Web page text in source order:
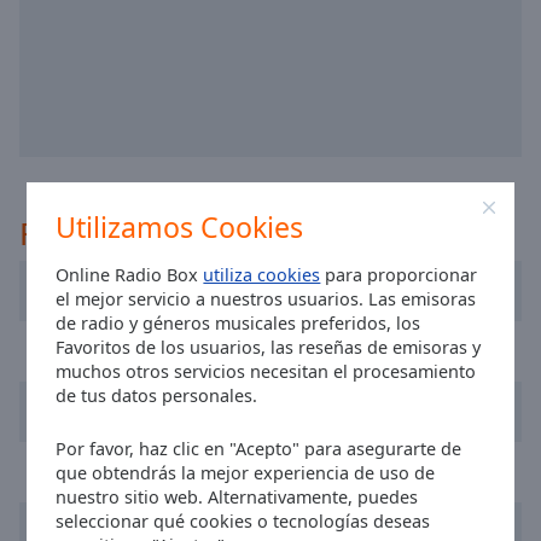
Utilizamos Cookies
Online Radio Box utiliza cookies para proporcionar
el mejor servicio a nuestros usuarios. Las emisoras
de radio y géneros musicales preferidos, los
Favoritos de los usuarios, las reseñas de emisoras y
muchos otros servicios necesitan el procesamiento
de tus datos personales.
Por favor, haz clic en "Acepto" para asegurarte de
que obtendrás la mejor experiencia de uso de
nuestro sitio web. Alternativamente, puedes
seleccionar qué cookies o tecnologías deseas
This
modal
window.
Beginning
window.
Escape
Recomendado
Sky Radio
NPO Radio 2
192 Radio
SLAM!
Q Music